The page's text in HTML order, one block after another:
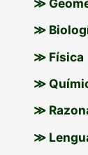
≫
≫
≫ Física
≫
≫
≫